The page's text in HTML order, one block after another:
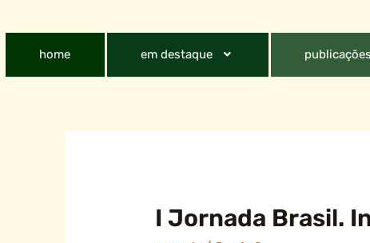
home em destaque
I Jornada Brasil.